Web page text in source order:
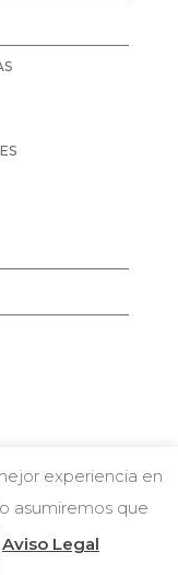
con nosotros
experiencia en
asumiremos que
Aviso Legal